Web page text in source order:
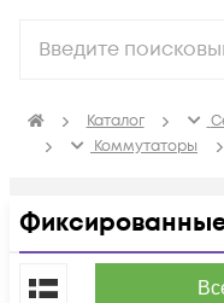
Каталог
Коммутаторы
По